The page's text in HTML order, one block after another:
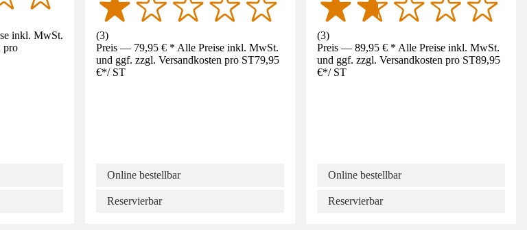
inkl. MwSt.
pro
(3)
Preis — 79,95 € * Alle Preise inkl. MwSt.
und ggf. zzgl. Versandkosten pro ST79,95
€*/ ST
Online bestellbar
Reservierbar
(3)
Preis — 89,95 € * Alle Preise inkl. MwSt.
und ggf. zzgl. Versandkosten pro ST89,95
€*/ ST
Online bestellbar
Reservierbar